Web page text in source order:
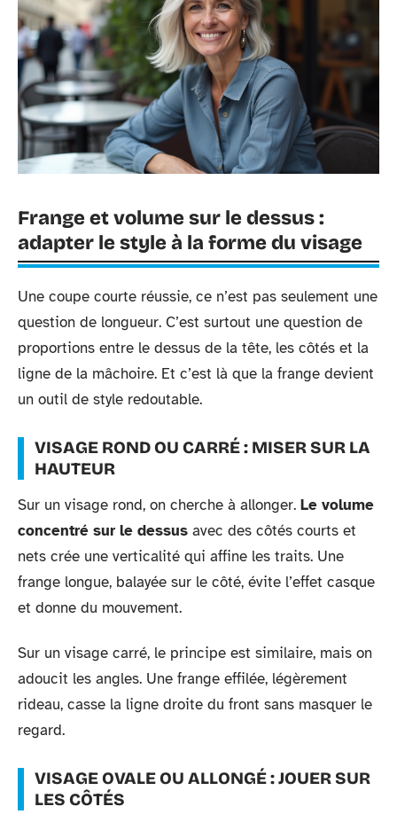
Frange et volume sur le dessus :
adapter le style à la forme du visage
Une coupe courte réussie, ce n’est pas seulement une
question de longueur. C’est surtout une question de
proportions entre le dessus de la tête, les côtés et la
ligne de la mâchoire. Et c’est là que la frange devient
un outil de style redoutable.
VISAGE ROND OU CARRÉ : MISER SUR LA
HAUTEUR
Sur un visage rond, on cherche à allonger. Le volume
concentré sur le dessus avec des côtés courts et
nets crée une verticalité qui affine les traits. Une
frange longue, balayée sur le côté, évite l’effet casque
et donne du mouvement.
Sur un visage carré, le principe est similaire, mais on
adoucit les angles. Une frange effilée, légèrement
rideau, casse la ligne droite du front sans masquer le
regard.
VISAGE OVALE OU ALLONGÉ : JOUER SUR
LES CÔTÉS